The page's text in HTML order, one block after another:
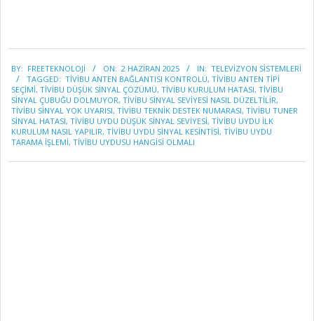
06-
02
BY: FREETEKNOLOJI ON: 2 HAZIRAN 2025 IN: TELEVİZYON SİSTEMLERİ
TAGGED: TIVIBU ANTEN BAĞLANTISI KONTROLÜ, TIVIBU ANTEN TIPI
SEÇIMI, TIVIBU DÜŞÜK SINYAL ÇÖZÜMÜ, TIVIBU KURULUM HATASI, TIVIBU
SINYAL ÇUBUĞU DOLMUYOR, TIVIBU SINYAL SEVIYESI NASIL DÜZELTILIR,
TIVIBU SINYAL YOK UYARISI, TIVIBU TEKNIK DESTEK NUMARASI, TIVIBU TUNER
SINYAL HATASI, TIVIBU UYDU DÜŞÜK SINYAL SEVIYESI, TIVIBU UYDU ILK
KURULUM NASIL YAPILIR, TIVIBU UYDU SINYAL KESINTISI, TIVIBU UYDU
TARAMA IŞLEMI, TIVIBU UYDUSU HANGISI OLMALI